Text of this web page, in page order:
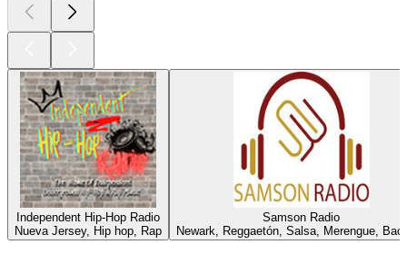
Independent Hip-Hop Radio
Nueva Jersey, Hip hop, Rap
Samson Radio
Newark, Reggaetón, Salsa, Merengue,